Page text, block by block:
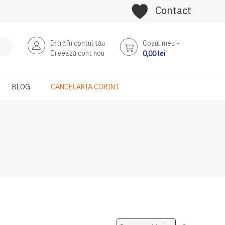
Contact
Intră în contul tău
Creează cont nou
Coşul meu
0,00 lei
BLOG CANCELARIA CORINT